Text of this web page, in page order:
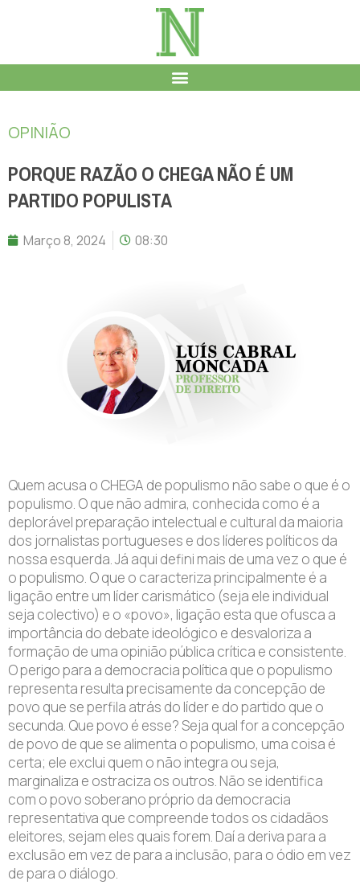
OPINIÃO
PORQUE RAZÃO O CHEGA NÃO É UM
PARTIDO POPULISTA
Março 8, 2024 08:30
Quem acusa o CHEGA de populismo não sabe o que é o
populismo. O que não admira, conhecida como é a
deplorável preparação intelectual e cultural da maioria
dos jornalistas portugueses e dos líderes políticos da
nossa esquerda. Já aqui defini mais de uma vez o que é
o populismo. O que o caracteriza principalmente é a
ligação entre um líder carismático (seja ele individual
seja colectivo) e o «povo», ligação esta que ofusca a
importância do debate ideológico e desvaloriza a
formação de uma opinião pública crítica e consistente.
O perigo para a democracia política que o populismo
representa resulta precisamente da concepção de
povo que se perfila atrás do líder e do partido que o
secunda. Que povo é esse? Seja qual for a concepção
de povo de que se alimenta o populismo, uma coisa é
certa; ele exclui quem o não integra ou seja,
marginaliza e ostraciza os outros. Não se identifica
com o povo soberano próprio da democracia
representativa que compreende todos os cidadãos
eleitores, sejam eles quais forem. Daí a deriva para a
exclusão em vez de para a inclusão, para o ódio em vez
de para o diálogo.